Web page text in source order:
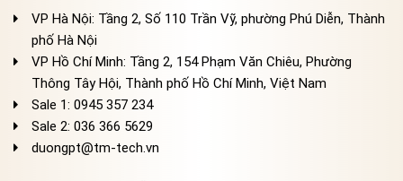
VP Hà Nội: Tầng 2, Số 110 Trần Vỹ, phường Phú Diễn, Thành
phố Hà Nội
VP Hồ Chí Minh: Tầng 2, 154 Phạm Văn Chiêu, Phường
Thông Tây Hội, Thành phố Hồ Chí Minh, Việt Nam
Sale 1: 0945 357 234
Sale 2: 036 366 5629
duongpt@tm-tech.vn